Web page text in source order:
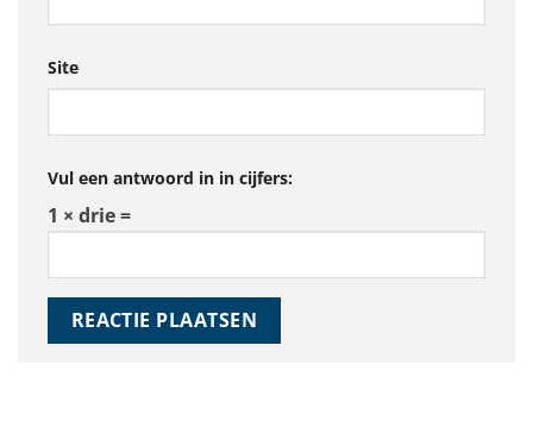
Site
Vul een antwoord in in cijfers:
1 × drie =